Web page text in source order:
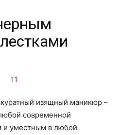
и
о
изящный маникюр –
современной
уместным в любой